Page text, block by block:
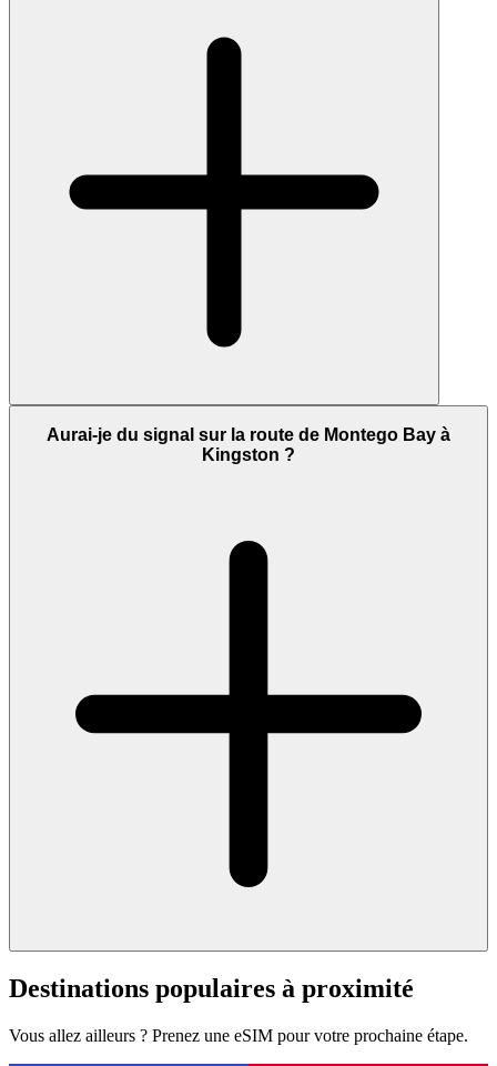
Aurai-je du signal sur la route de Montego Bay à
Kingston ?
Destinations populaires à proximité
Vous allez ailleurs ? Prenez une eSIM pour votre prochaine étape.